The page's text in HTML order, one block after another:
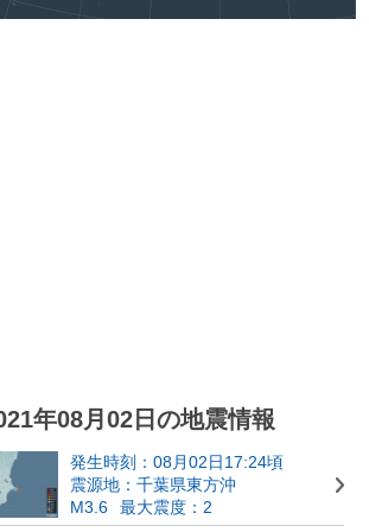
年08月02日の地震情報
発生時刻：08月02日17:24頃
震源地：千葉県東方沖
M3.6
最大震度：2